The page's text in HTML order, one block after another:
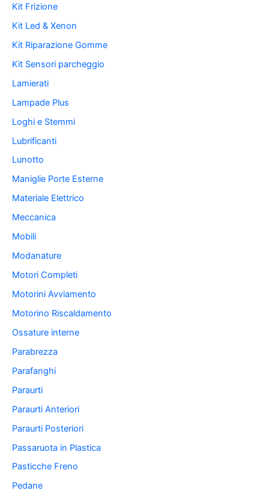
Kit Frizione
Kit Led & Xenon
Kit Riparazione Gomme
Kit Sensori parcheggio
Lamierati
Lampade Plus
Loghi e Stemmi
Lubrificanti
Lunotto
Maniglie Porte Esterne
Materiale Elettrico
Meccanica
Mobili
Modanature
Motori Completi
Motorini Avviamento
Motorino Riscaldamento
Ossature interne
Parabrezza
Parafanghi
Paraurti
Paraurti Anteriori
Paraurti Posteriori
Passaruota in Plastica
Pasticche Freno
Pedane